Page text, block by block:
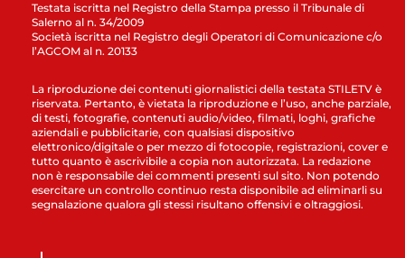
Testata iscritta nel Registro della Stampa presso il Tribunale di
Salerno al n. 34/2009
Società iscritta nel Registro degli Operatori di Comunicazione c/o
l’AGCOM al n. 20133
La riproduzione dei contenuti giornalistici della testata STILETV è
riservata. Pertanto, è vietata la riproduzione e l’uso, anche parziale,
di testi, fotografie, contenuti audio/video, filmati, loghi, grafiche
aziendali e pubblicitarie, con qualsiasi dispositivo
elettronico/digitale o per mezzo di fotocopie, registrazioni, cover e
tutto quanto è ascrivibile a copia non autorizzata. La redazione
non è responsabile dei commenti presenti sul sito. Non potendo
esercitare un controllo continuo resta disponibile ad eliminarli su
segnalazione qualora gli stessi risultano offensivi e oltraggiosi.